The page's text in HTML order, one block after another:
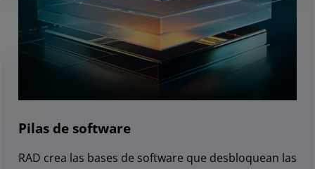
Pilas de software
RAD crea las bases de software que desbloquean las